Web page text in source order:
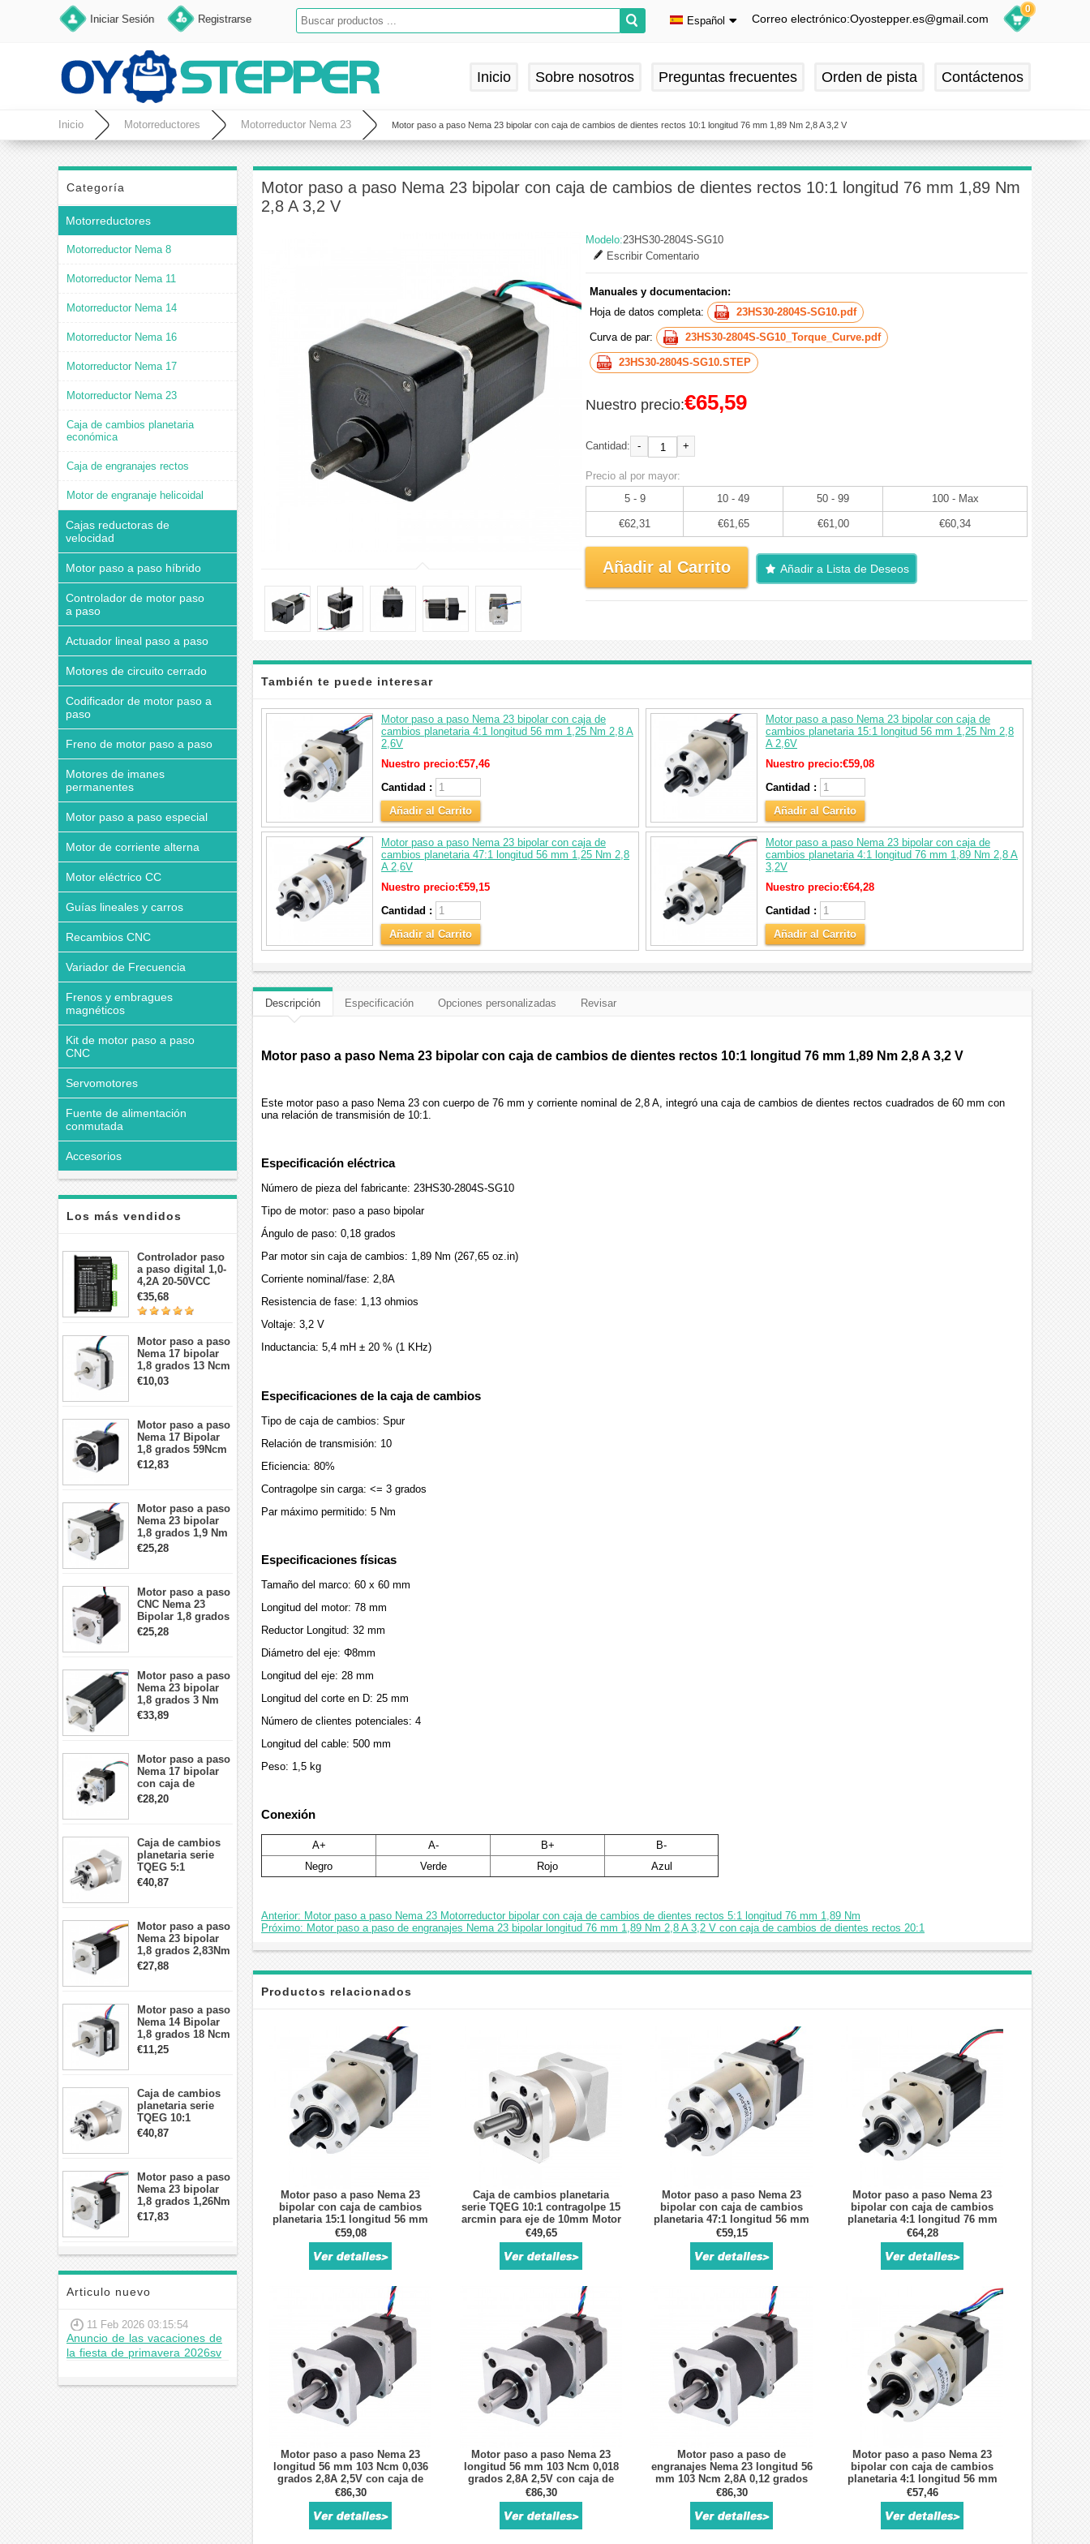
Iniciar Sesión Registrarse Español
Deutsch
Español
Correo electrónico:Oyostepper.es@gmail.com
0
Inicio Sobre nosotros Preguntas frecuentes Orden de pista Contáctenos
Inicio Motorreductores Motorreductor Nema 23 Motor paso a paso Nema 23 bipolar con caja de cambios de dientes rectos 10:1 longitud 76 mm 1,89 Nm 2,8 A 3,2 V
Categoría
Motorreductores
Motorreductor Nema 8
Motorreductor Nema 11
Motorreductor Nema 14
Motorreductor Nema 16
Motorreductor Nema 17
Motorreductor Nema 23
Caja de cambios planetaria
económica
Caja de engranajes rectos
Motor de engranaje helicoidal
Cajas reductoras de
velocidad
Motor paso a paso híbrido
Controlador de motor paso
a paso
Actuador lineal paso a paso
Motores de circuito cerrado
Codificador de motor paso a
paso
Freno de motor paso a paso
Motores de imanes
permanentes
Motor paso a paso especial
Motor de corriente alterna
Motor eléctrico CC
Guías lineales y carros
Recambios CNC
Variador de Frecuencia
Frenos y embragues
magnéticos
Kit de motor paso a paso
CNC
Servomotores
Fuente de alimentación
conmutada
Accesorios
Los más vendidos
Controlador paso
a paso digital 1,0-
4,2A 20-50VCC
para motor paso a
paso Nema 17, 23,
24
€35,68
Motor paso a paso
Nema 17 bipolar
1,8 grados 13 Ncm
1A 3,5 V
42x42x20mm 4
€10,03
Motor paso a paso
Nema 17 Bipolar
1,8 grados 59Ncm
2A 42x48mm 4
cables compatible
€12,83
Motor paso a paso
Nema 23 bipolar
1,8 grados 1,9 Nm
2,8 A 3,2 V
57x57x76mm 4
€25,28
Motor paso a paso
CNC Nema 23
Bipolar 1,8 grados
1,9 Nm 3A 3,36 V
57x57x76mm 4
€25,28
Motor paso a paso
Nema 23 bipolar
1,8 grados 3 Nm
4,2A 57x57x114mm
motor paso a paso
€33,89
Motor paso a paso
Nema 17 bipolar
con caja de
cambios planetaria
5:1 longitud 33mm
Robot CNC DIY
€28,20
Caja de cambios
planetaria serie
TQEG 5:1
contragolpe 15
arcmin para motor
€40,87
Motor paso a paso
Nema 23 bipolar
1,8 grados 2,83Nm
4A 2,26 V
57x57x84mm 8
€27,88
Motor paso a paso
Nema 14 Bipolar
1,8 grados 18 Ncm
0,8 A 5,74 V 35 x
35 x 34 mm 4
€11,25
Caja de cambios
planetaria serie
TQEG 10:1
contragolpe 15
arcmin para motor
€40,87
Motor paso a paso
Nema 23 bipolar
1,8 grados 1,26Nm
2,8A 2,5V
57x57x56mm 4
€17,83
Articulo nuevo
11 Feb 2026 03:15:54
Anuncio de las vacaciones de
la fiesta de primavera 2026sv
Motor paso a paso Nema 23 bipolar con caja de cambios de dientes rectos 10:1 longitud 76 mm 1,89 Nm
2,8 A 3,2 V
Modelo:23HS30-2804S-SG10
Escribir Comentario
Manuales y documentacion:
Hoja de datos completa:
23HS30-2804S-SG10.pdf
Curva de par: 23HS30-2804S-SG10_Torque_Curve.pdf
23HS30-2804S-SG10.STEP
Nuestro precio:€65,59
Cantidad: - +
Precio al por mayor:
5 - 9
10 - 49 50 - 99 100 - Max
€62,31 €61,65 €61,00 €60,34
Añadir al Carrito Añadir a Lista de Deseos
También te puede interesar
Motor paso a paso Nema 23 bipolar con caja de
cambios planetaria 4:1 longitud 56 mm 1,25 Nm 2,8 A
2,6V
Nuestro precio:€57,46
Cantidad :
Añadir al Carrito
Motor paso a paso Nema 23 bipolar con caja de
cambios planetaria 15:1 longitud 56 mm 1,25 Nm 2,8
A 2,6V
Nuestro precio:€59,08
Cantidad :
Añadir al Carrito
Motor paso a paso Nema 23 bipolar con caja de
cambios planetaria 47:1 longitud 56 mm 1,25 Nm 2,8
A 2,6V
Nuestro precio:€59,15
Cantidad :
Añadir al Carrito
Motor paso a paso Nema 23 bipolar con caja de
cambios planetaria 4:1 longitud 76 mm 1,89 Nm 2,8 A
3,2V
Nuestro precio:€64,28
Cantidad :
Añadir al Carrito
Descripción Especificación Opciones personalizadas Revisar
Motor paso a paso Nema 23 bipolar con caja de cambios de dientes rectos 10:1 longitud 76 mm 1,89 Nm 2,8 A 3,2 V
Este motor paso a paso Nema 23 con cuerpo de 76 mm y corriente nominal de 2,8 A, integró una caja de cambios de dientes rectos cuadrados de 60 mm con
una relación de transmisión de 10:1.
Especificación eléctrica
Número de pieza del fabricante: 23HS30-2804S-SG10
Tipo de motor: paso a paso bipolar
Ángulo de paso: 0,18 grados
Par motor sin caja de cambios: 1,89 Nm (267,65 oz.in)
Corriente nominal/fase: 2,8A
Resistencia de fase: 1,13 ohmios
Voltaje: 3,2 V
Inductancia: 5,4 mH ± 20 % (1 KHz)
Especificaciones de la caja de cambios
Tipo de caja de cambios: Spur
Relación de transmisión: 10
Eficiencia: 80%
Contragolpe sin carga: <= 3 grados
Par máximo permitido: 5 Nm
Especificaciones físicas
Tamaño del marco: 60 x 60 mm
Longitud del motor: 78 mm
Reductor Longitud: 32 mm
Diámetro del eje: Φ8mm
Longitud del eje: 28 mm
Longitud del corte en D: 25 mm
Número de clientes potenciales: 4
Longitud del cable: 500 mm
Peso: 1,5 kg
Conexión
A+ A- B+
B-
Negro
Verde Rojo Azul
Anterior: Motor paso a paso Nema 23 Motorreductor bipolar con caja de cambios de dientes rectos 5:1 longitud 76 mm 1,89 Nm
Próximo: Motor paso a paso de engranajes Nema 23 bipolar longitud 76 mm 1,89 Nm 2,8 A 3,2 V con caja de cambios de dientes rectos 20:1
Productos relacionados
Motor paso a paso Nema 23
bipolar con caja de cambios
planetaria 15:1 longitud 56 mm
1,25 Nm 2,8 A 2,6V
€59,08
Caja de cambios planetaria
serie TQEG 10:1 contragolpe 15
arcmin para eje de 10mm Motor
paso a paso y servomotor Nema
23
€49,65
Motor paso a paso Nema 23
bipolar con caja de cambios
planetaria 47:1 longitud 56 mm
1,25 Nm 2,8 A 2,6V
€59,15
Motor paso a paso Nema 23
bipolar con caja de cambios
planetaria 4:1 longitud 76 mm
1,89 Nm 2,8 A 3,2V
€64,28
Motor paso a paso Nema 23
longitud 56 mm 103 Ncm 0,036
grados 2,8A 2,5V con caja de
cambios planetaria 50:1
€86,30
Motor paso a paso Nema 23
longitud 56 mm 103 Ncm 0,018
grados 2,8A 2,5V con caja de
cambios planetaria 100: 1
€86,30
Motor paso a paso de
engranajes Nema 23 longitud 56
mm 103 Ncm 2,8A 0,12 grados
2,5V con caja de cambios
planetaria 15: 1
€86,30
Motor paso a paso Nema 23
bipolar con caja de cambios
planetaria 4:1 longitud 56 mm
1,25 Nm 2,8 A 2,6V
€57,46